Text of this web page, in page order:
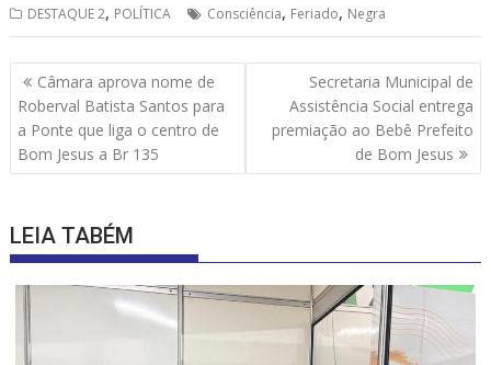
at
s
A
p
p
e
b
o
o
k
re
a
d
s
ai
l
ar
e
DESTAQUE 2, POLÍTICA Consciência, Feriado, Negra
Navegação
de
Post
Câmara aprova nome de
Roberval Batista Santos para
a Ponte que liga o centro de
Bom Jesus a Br 135
Secretaria Municipal de
Assistência Social entrega
premiação ao Bebê Prefeito
de Bom Jesus
LEIA TABÉM